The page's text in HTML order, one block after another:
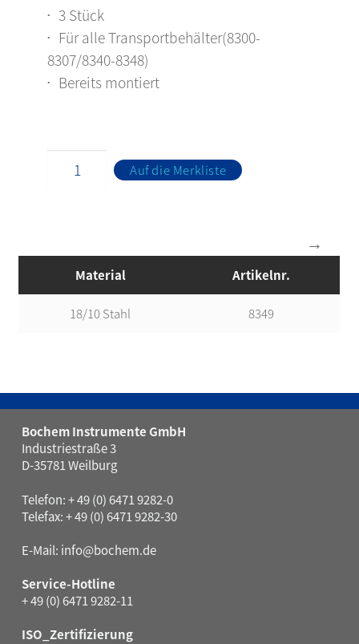
3 Stück
Für alle Transportbehälter(8300-
8307/8340-8348)
Bereits montiert
Auf die Merkliste
Material Artikelnr.
18/10 Stahl 8349
Bochem Instrumente GmbH
Industriestraße 3
D-35781 Weilburg
Telefon: + 49 (0) 6471 9282-0
Telefax: + 49 (0) 6471 9282-30
E-Mail: info@bochem.de
Service-Hotline
+ 49 (0) 6471 9282-11
ISO_Zertifizierung